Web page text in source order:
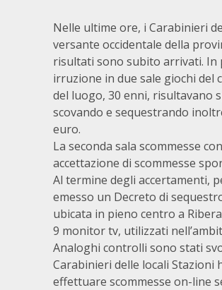
Nelle ultime ore, i Carabinieri
versante occidentale della
risultati sono subito arrivati. In
irruzione in due sale giochi del
del luogo, 30 enni, risultavano
scovando e sequestrando
euro.
La seconda sala scommesse
accettazione di scommesse
Al termine degli accertamenti,
emesso un Decreto di
ubicata in pieno centro a
9 monitor tv, utilizzati
Analoghi controlli sono stati
Carabinieri delle locali Stazioni
effettuare scommesse on-line